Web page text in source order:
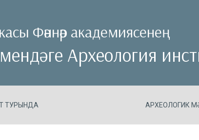
Фәннәр академиясенең
Археология
ТУРЫНДА АРХЕОЛОГИК